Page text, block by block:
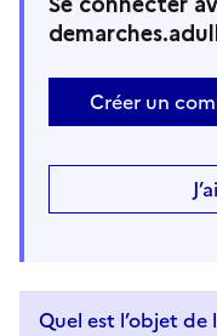
Créer un
Quel est l’objet de